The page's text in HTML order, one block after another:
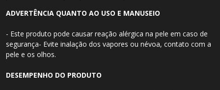
ADVERTÊNCIA QUANTO AO USO E MANUSEIO
- Este produto pode causar reação alérgica na pele em caso de
segurança- Evite inalação dos vapores ou névoa, contato com a
pele e os olhos.
DESEMPENHO DO PRODUTO